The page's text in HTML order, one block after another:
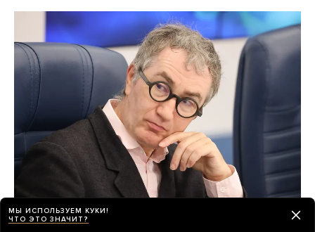
Ректор ГИТИСа Григорий Заславский
МЫ ИСПОЛЬЗУЕМ КУКИ!
ЧТО ЭТО ЗНАЧИТ?